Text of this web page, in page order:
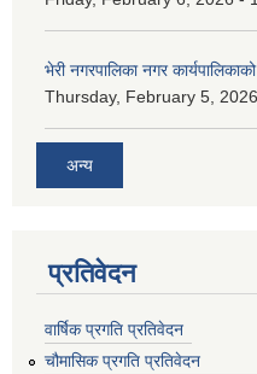
भेरी नगरपालिका नगर
Thursday, February 5,
अन्य
प्रतिवेदन
वार्षिक प्रगति प्रतिवेदन
चौमासिक प्रगति प्रतिवेदन